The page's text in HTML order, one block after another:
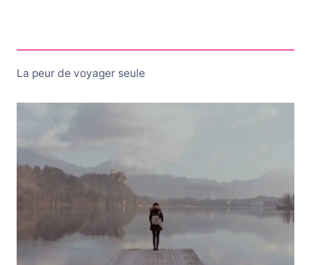
La peur de voyager seule